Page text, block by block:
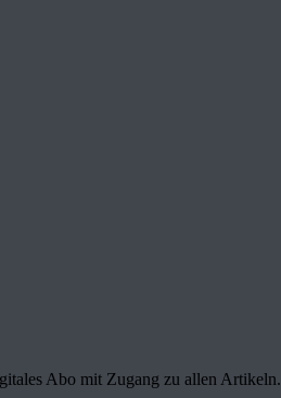
Abo mit Zugang zu allen Artikeln.